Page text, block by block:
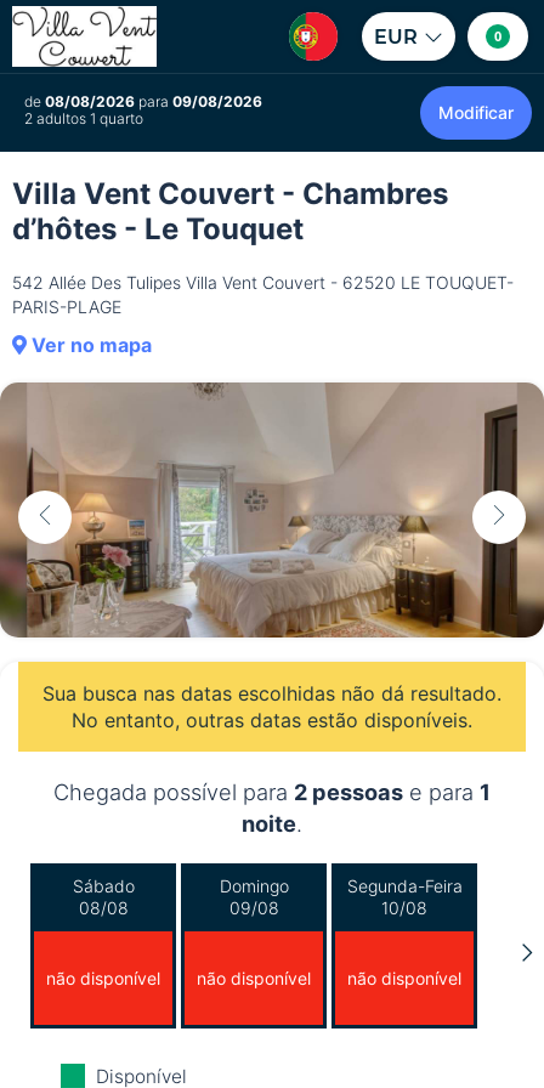
EUR 0
de 08/08/2026 para 09/08/2026
2 adultos 1 quarto
Modificar
Villa Vent Couvert - Chambres
d’hôtes - Le Touquet
542 Allée Des Tulipes Villa Vent Couvert - 62520 LE TOUQUET-
PARIS-PLAGE
Ver no mapa
Sua busca nas datas escolhidas não dá resultado.
No entanto, outras datas estão disponíveis.
Chegada possível para 2 pessoas e para 1
noite.
Sábado
08/08
não disponível
Domingo
09/08
não disponível
Segunda-Feira
10/08
não disponível
Terça-Feira
Disponível